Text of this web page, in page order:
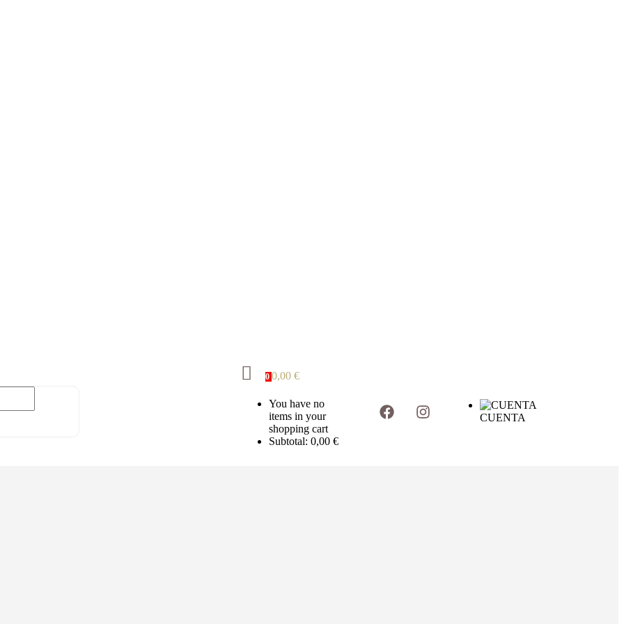
00,00€
You have no
items in your
shopping cart
Subtotal:0,00€
CUENTA